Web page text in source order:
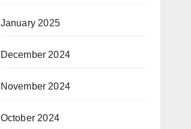
January 2025
December 2024
November 2024
October 2024